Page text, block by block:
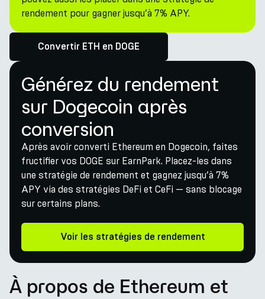
rendement pour gagner jusqu’à 7% APY.
Convertir ETH en DOGE
Générez du rendement
sur Dogecoin après
conversion
Après avoir converti Ethereum en Dogecoin, faites
fructifier vos DOGE sur EarnPark. Placez-les dans
une stratégie de rendement et gagnez jusqu’à 7%
APY via des stratégies DeFi et CeFi — sans blocage
sur certains plans.
Voir les stratégies de rendement
À propos de Ethereum et